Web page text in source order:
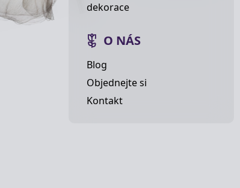
dekorace
O NÁS
Blog
Objednejte si
Kontakt